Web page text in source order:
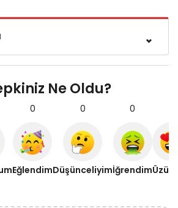
Ne Oldu?
0
Eğlendim
0
Düşünceliyim
0
İğrendim